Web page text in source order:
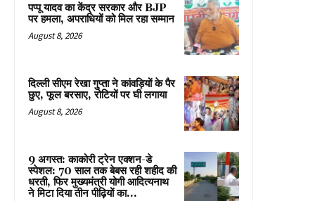
पप्पू यादव का केंद्र सरकार और BJP
पर हमला, अपराधियों को मिल रहा सम्मान
August 8, 2026
दिल्ली सीएम रेखा गुप्ता ने कांवड़ियों के पैर
छुए, फूल बरसाए, रोटियों पर घी लगाया
August 8, 2026
9 अगस्त: काकोरी ट्रेन एक्शन-डे
स्पेशल: 70 साल तक बेबस रही शहीद की
धरती, फिर मुख्यमंत्री योगी आदित्यनाथ
ने मिटा दिया तीन पीढ़ियों का...